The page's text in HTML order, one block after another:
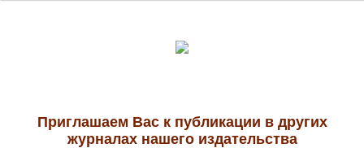
Приглашаем Вас к публикации в других
журналах нашего издательства